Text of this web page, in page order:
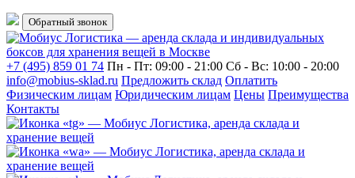
Обратный звонок
+7 (495) 859 01 74 Пн - Пт: 09:00 - 21:00 Сб - Вс: 10:00 - 20:00
info@mobius-sklad.ru Предложить склад Оплатить
Физическим лицам Юридическим лицам Цены Преимущества
Контакты